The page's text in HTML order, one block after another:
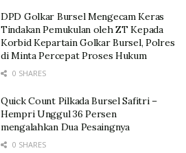
DPD Golkar Bursel Mengecam Keras
Tindakan Pemukulan oleh ZT Kepada
Korbid Kepartain Golkar Bursel, Polres
di Minta Percepat Proses Hukum
0 SHARES
Quick Count Pilkada Bursel Safitri –
Hempri Unggul 36 Persen
mengalahkan Dua Pesaingnya
0 SHARES